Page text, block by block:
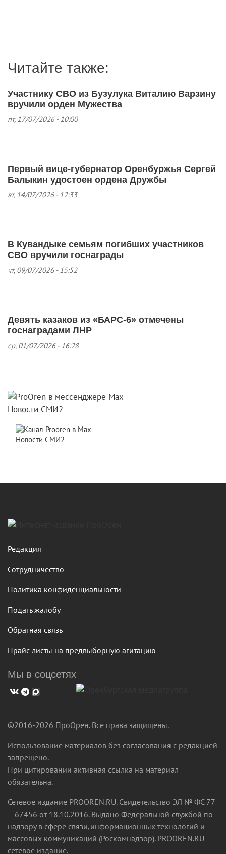
Читайте также:
Участнику СВО из Бузулука Виталию Варзину
вручили орден Мужества
пт, 17/07/2026 - 10:00
Первый вице‑губернатор Оренбуржья Сергей
Балыкин удостоен ордена Дружбы
вт, 14/07/2026 - 12:33
В Кувандыке семьям погибших участников
СВО вручили госнаграды
чт, 09/07/2026 - 15:52
Девять казаков из «БАРС-6» отмечены
госнаградами ЛНР
ср, 01/07/2026 - 16:28
Новости СМИ2
Новости СМИ2
Редакция
Сотрудничество
Политика конфиденциальности
Подать жалобу
Обратная связь
Прайс-листы на предвыборную агитацию
Мы в соцсетях
©2016-2026 ПроОрен. Все права защищены.
Использование материалов без согласования с редакцией
запрещено.
При цитировании активная ссылка на материал
обязательна.
Сетевое издание PROOREN.RU. Свидетельство ЭЛ № ФС 77
– 67456 от 18.10.2016. Выдано Федеральной службой по
надзору в сфере связи,информационных технологий и
массовых коммуникаций (Роскомнадзор). PROOREN.RU -
сетевое издание.